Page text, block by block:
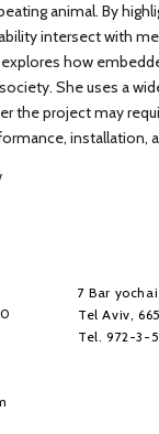
animal. By
intersect with
how
She uses a
the project may
installation,
7 Bar
Tel Aviv,
Tel. 972-3-